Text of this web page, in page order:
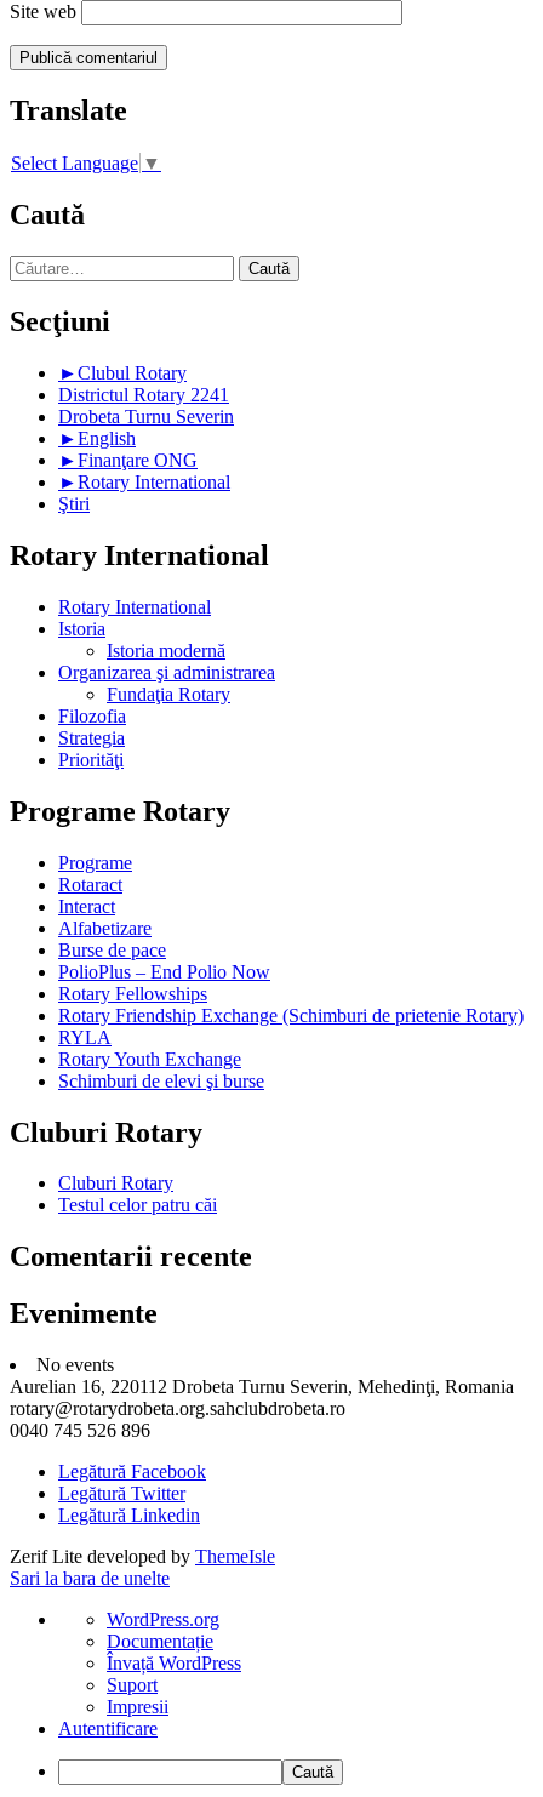
Site web
Translate
Select Language ▼
Caută
Caută
după:
Secţiuni
►Clubul Rotary
Districtul Rotary 2241
Drobeta Turnu Severin
►English
►Finanţare ONG
►Rotary International
Ştiri
Rotary International
Rotary International
Istoria
Istoria modernă
Organizarea şi administrarea
Fundaţia Rotary
Filozofia
Strategia
Priorităţi
Programe Rotary
Programe
Rotaract
Interact
Alfabetizare
Burse de pace
PolioPlus – End Polio Now
Rotary Fellowships
Rotary Friendship Exchange (Schimburi de prietenie Rotary)
RYLA
Rotary Youth Exchange
Schimburi de elevi şi burse
Cluburi Rotary
Cluburi Rotary
Testul celor patru căi
Comentarii recente
Evenimente
No events
Aurelian 16, 220112 Drobeta Turnu Severin, Mehedinţi, Romania
rotary@rotarydrobeta.org.sahclubdrobeta.ro
0040 745 526 896
Legătură Facebook
Legătură Twitter
Legătură Linkedin
Zerif Lite developed by ThemeIsle
Sari la bara de unelte
Despre
WordPress
WordPress.org
Documentație
Învață WordPress
Suport
Impresii
Autentificare
Caută